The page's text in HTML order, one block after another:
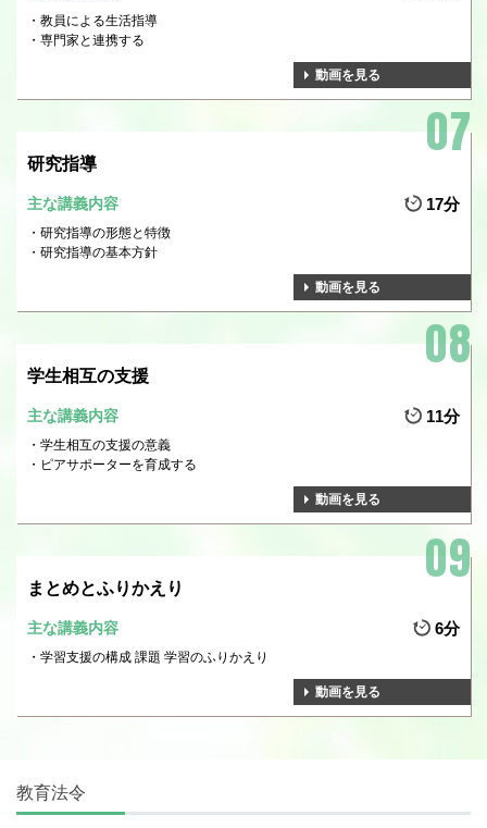
教員による生活指導
専門家と連携する
動画を見る
研究指導
主な講義内容 17分
研究指導の形態と特徴
研究指導の基本方針
動画を見る
学生相互の支援
主な講義内容 11分
学生相互の支援の意義
ピアサポーターを育成する
動画を見る
まとめとふりかえり
主な講義内容 6分
学習支援の構成 課題 学習のふりかえり
動画を見る
教育法令